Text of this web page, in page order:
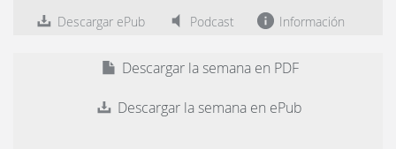
Descargar ePub Podcast Información
Descargar la semana en PDF
Descargar la semana en ePub